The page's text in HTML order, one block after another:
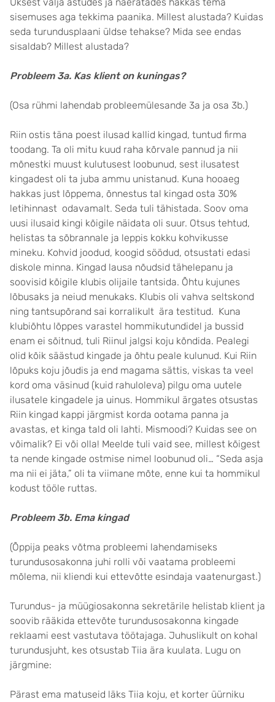
sisemuses aga tekkima paanika. Millest alustada? Kuidas
seda turundusplaani üldse tehakse? Mida see endas
sisaldab? Millest alustada?
Probleem 3a. Kas klient on kuningas?
(Osa rühmi lahendab probleemülesande 3a ja osa 3b.)
Riin ostis täna poest ilusad kallid kingad, tuntud firma
toodang. Ta oli mitu kuud raha kõrvale pannud ja nii
mõnestki muust kulutusest loobunud, sest ilusatest
kingadest oli ta juba ammu unistanud. Kuna hooaeg
hakkas just lõppema, õnnestus tal kingad osta 30%
letihinnast odavamalt. Seda tuli tähistada. Soov oma
uusi ilusaid kingi kõigile näidata oli suur. Otsus tehtud,
helistas ta sõbrannale ja leppis kokku kohvikusse
mineku. Kohvid joodud, koogid söödud, otsustati edasi
diskole minna. Kingad lausa nõudsid tähelepanu ja
soovisid kõigile klubis olijaile tantsida. Õhtu kujunes
lõbusaks ja neiud menukaks. Klubis oli vahva seltskond
ning tantsupõrand sai korralikult ära testitud. Kuna
klubiõhtu lõppes varastel hommikutundidel ja bussid
enam ei sõitnud, tuli Riinul jalgsi koju kõndida. Pealegi
olid kõik säästud kingade ja õhtu peale kulunud. Kui Riin
lõpuks koju jõudis ja end magama sättis, viskas ta veel
kord oma väsinud (kuid rahuloleva) pilgu oma uutele
ilusatele kingadele ja uinus. Hommikul ärgates otsustas
Riin kingad kappi järgmist korda ootama panna ja
avastas, et kinga tald oli lahti. Mismoodi? Kuidas see on
võimalik? Ei või olla! Meelde tuli vaid see, millest kõigest
ta nende kingade ostmise nimel loobunud oli… “Seda asja
ma nii ei jäta,” oli ta viimane mõte, enne kui ta hommikul
kodust tööle ruttas.
Probleem 3b. Ema kingad
(Õppija peaks võtma probleemi lahendamiseks
turundusosakonna juhi rolli või vaatama probleemi
mõlema, nii kliendi kui ettevõtte esindaja vaatenurgast.)
Turundus- ja müügiosakonna sekretärile helistab klient ja
soovib rääkida ettevõte turundusosakonna kingade
reklaami eest vastutava töötajaga. Juhuslikult on kohal
turundusjuht, kes otsustab Tiia ära kuulata. Lugu on
järgmine:
Pärast ema matuseid läks Tiia koju, et korter üürniku